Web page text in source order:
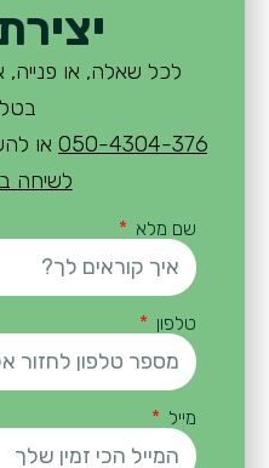
לכל שאלה, או פנייה,
050-4304-376 או
לשיחה
שם מלא
טלפון
מייל